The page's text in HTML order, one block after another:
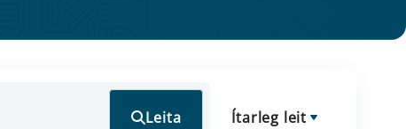
Leita Ítarleg leit